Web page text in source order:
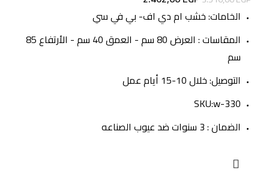
الخامات: خشب ام دي اف- بي في سي
المقاسات : العرض 80 سم - العمق 40 سم - الأرتفاع 85
سم
التوصيل: خلال 10-15 أيام عمل
SKU:w-330
الضمان : 3 سنوات ضد عيوب الصناعه